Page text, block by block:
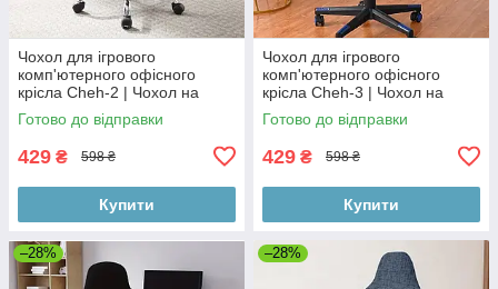
Чохол для ігрового
комп'ютерного офісного
крісла Cheh-2 | Чохол на
ігрове комп'ютерне офісне
крісло | комплект 4 елементи
Готово до відправки
429 ₴ 598 ₴
Купити
Чохол для ігрового
комп'ютерного офісного
крісла Cheh-3 | Чохол на
ігрове комп'ютерне офісне
крісло | комплект 4 елементи
Готово до відправки
429 ₴ 598 ₴
Купити
–28% –28%